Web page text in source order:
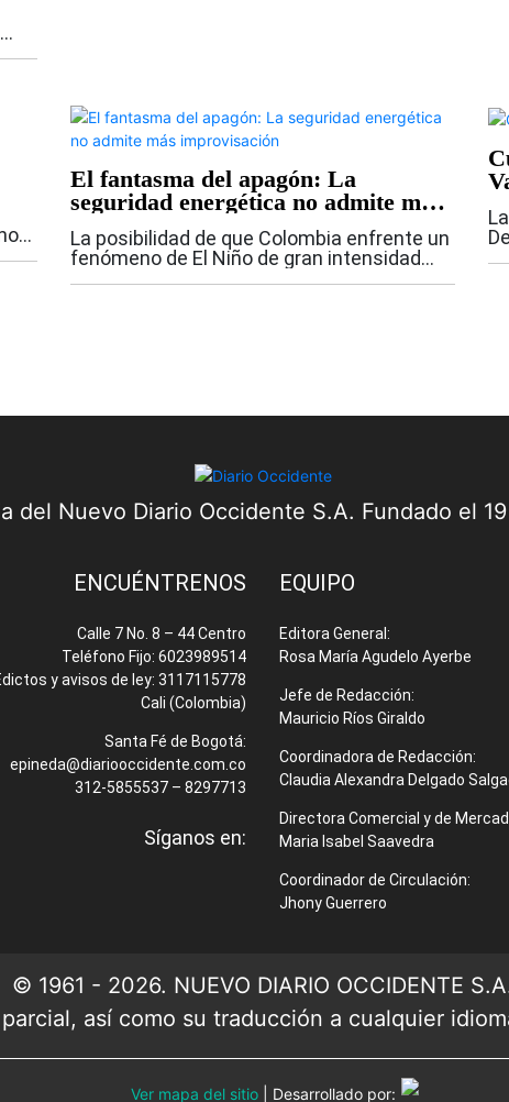
El fantasma del apagón: La
seguridad energética no admite más
improvisación
La posibilidad de que Colombia enfrente un
fenómeno de El Niño de gran intensidad
vuelve a poner sobre la mesa una discusión
del Nuevo Diario Occidente S.A. Fundado el
ENCUÉNTRENOS
Calle 7 No. 8 – 44 Centro
Teléfono Fijo: 6023989514
y avisos de ley: 3117115778
Cali (Colombia)
Santa Fé de Bogotá:
epineda@diariooccidente.com.co
312-5855537 – 8297713
Síganos en:
EQUIPO
Editora General:
Rosa María Agudelo Ayerbe
Jefe de Redacción:
Mauricio Ríos Giraldo
Coordinadora de Redacción:
Claudia Alexandra Delgado
Directora Comercial y de
Maria Isabel Saavedra
Coordinador de Circulación:
Jhony Guerrero
© 1961 - 2026. NUEVO DIARIO OCCIDENTE
así como su traducción a cualquier
Ver mapa del sitio| Desarrollado por: